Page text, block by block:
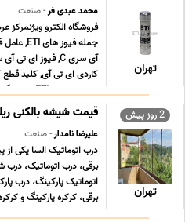
تهران
محمد عبدی فر- صنعت
فروشگاه الکترو
کننده ترکیبی ETI, نمایندگی ایستا توان اتص ... ...
2 روز پیش
تهران
قیمت شیشه بالکنی
علیرضا نامدار- صنعت
درب اتوماتیک السا یکی
برقی، درب اتوماتیک،
اتوماتیک پارکینگ، درب
برقی، کرکره پارکینگ و
هایی که توسط شرکت السا